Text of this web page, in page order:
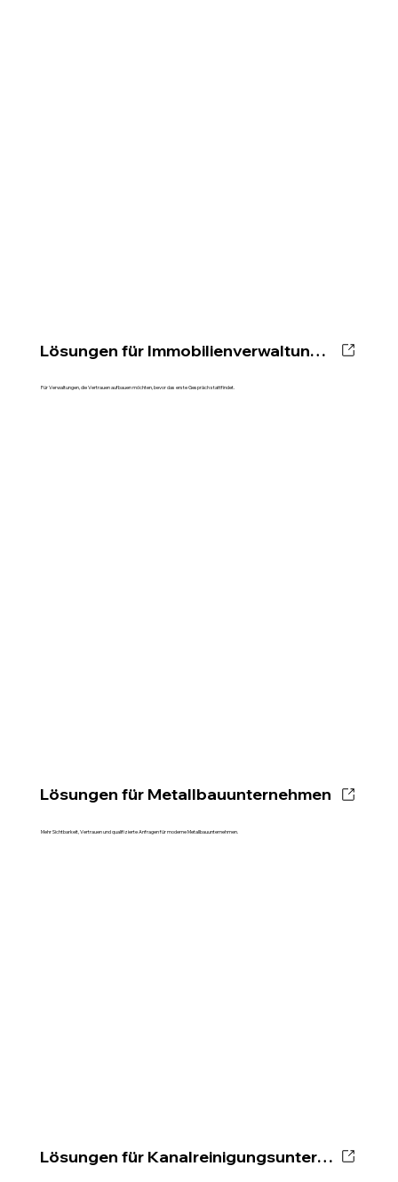
Lösungen für Immobilienverwaltungen
Für Verwaltungen, die Vertrauen aufbauen möchten, bevor das erste Gespräch stattfindet.
Lösungen für Metallbauunternehmen
Mehr Sichtbarkeit, Vertrauen und qualifizierte Anfragen für moderne Metallbauunternehmen.
Lösungen für Kanalreinigungsunternehmen